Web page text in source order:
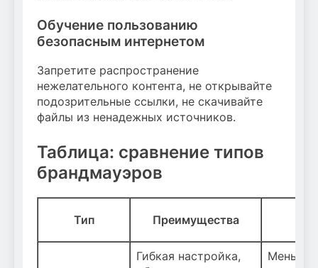
Обучение пользованию
безопасным интернетом
Запретите распространение
нежелательного контента, не открывайте
подозрительные ссылки, не скачивайте
файлы из ненадежных источников.
Таблица: сравнение типов
брандмауэров
Тип Преимущества
Гибкая настройка,
Меньшая